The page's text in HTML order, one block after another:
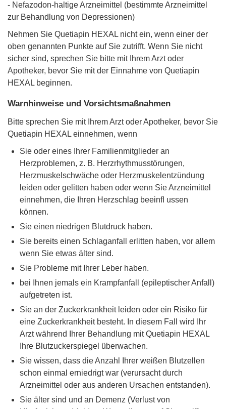
- Nefazodon-haltige Arzneimittel (bestimmte Arzneimittel
zur Behandlung von Depressionen)
Nehmen Sie Quetiapin HEXAL nicht ein, wenn einer der
oben genannten Punkte auf Sie zutrifft. Wenn Sie nicht
sicher sind, sprechen Sie bitte mit Ihrem Arzt oder
Apotheker, bevor Sie mit der Einnahme von Quetiapin
HEXAL beginnen.
Warnhinweise und Vorsichtsmaßnahmen
Bitte sprechen Sie mit Ihrem Arzt oder Apotheker, bevor Sie
Quetiapin HEXAL einnehmen, wenn
Sie oder eines Ihrer Familienmitglieder an
Herzproblemen, z. B. Herzrhythmusstörungen,
Herzmuskelschwäche oder Herzmuskelentzündung
leiden oder gelitten haben oder wenn Sie Arzneimittel
einnehmen, die Ihren Herzschlag beeinﬂ ussen
können.
Sie einen niedrigen Blutdruck haben.
Sie bereits einen Schlaganfall erlitten haben, vor allem
wenn Sie etwas älter sind.
Sie Probleme mit Ihrer Leber haben.
bei Ihnen jemals ein Krampfanfall (epileptischer Anfall)
aufgetreten ist.
Sie an der Zuckerkrankheit leiden oder ein Risiko für
eine Zuckerkrankheit besteht. In diesem Fall wird Ihr
Arzt während Ihrer Behandlung mit Quetiapin HEXAL
Ihre Blutzuckerspiegel überwachen.
Sie wissen, dass die Anzahl Ihrer weißen Blutzellen
schon einmal erniedrigt war (verursacht durch
Arzneimittel oder aus anderen Ursachen entstanden).
Sie älter sind und an Demenz (Verlust von